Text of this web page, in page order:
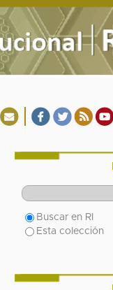
Buscar en RI
Esta colección